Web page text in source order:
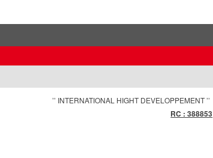
’’ INTERNATIONAL HIGHT DEVELOPPEMENT ’’
RC : 388853